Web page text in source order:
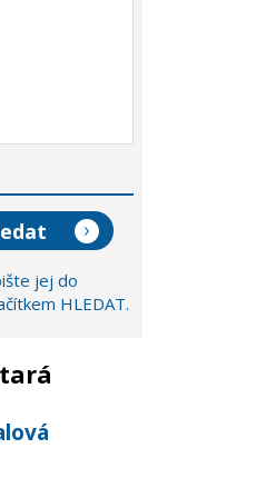
jej do
HLEDAT.